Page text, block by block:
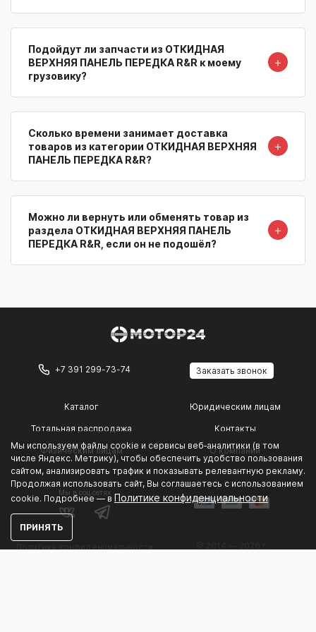
Подойдут ли запчасти из ОТКИДНАЯ
ВЕРХНЯЯ ПАНЕЛЬ ПЕРЕДКА R&R к моему
грузовику?
＋
Сколько времени занимает доставка
товаров из категории ОТКИДНАЯ ВЕРХНЯЯ
ПАНЕЛЬ ПЕРЕДКА R&R?
＋
Можно ли вернуть или обменять товар из
раздела ОТКИДНАЯ ВЕРХНЯЯ ПАНЕЛЬ
ПЕРЕДКА R&R, если он не подошёл?
＋
Мы используем файлы cookie и сервисы веб‑аналитики (в том
числе Яндекс. Метрику), чтобы обеспечить удобство пользования
сайтом, анализировать трафик и показывать релевантную рекламу.
Продолжая использовать сайт, Вы соглашаетесь с использованием
cookie. Подробнее — в Политике конфиденциальности
ПРИНЯТЬ
+7 391 299-73-74 Заказать звонок
Каталог
Тотальная распродажа
Физическим лицам
Юридическим лицам
Контакты
О компании
Мы в соц.сетях